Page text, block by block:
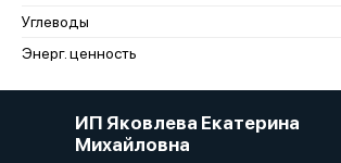
Углеводы
Энерг. ценность
ИП Яковлева Екатерина
Михайловна